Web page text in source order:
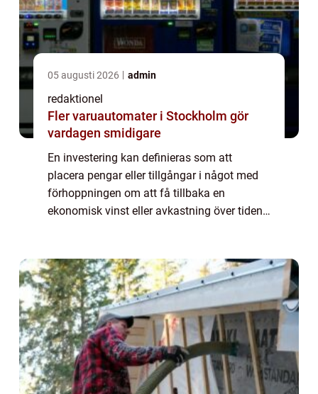
05 augusti 2026 admin
redaktionel
Fler varuautomater i Stockholm gör
vardagen smidigare
En investering kan definieras som att
placera pengar eller tillgångar i något med
förhoppningen om att få tillbaka en
ekonomisk vinst eller avkastning över tiden.
framtiden...